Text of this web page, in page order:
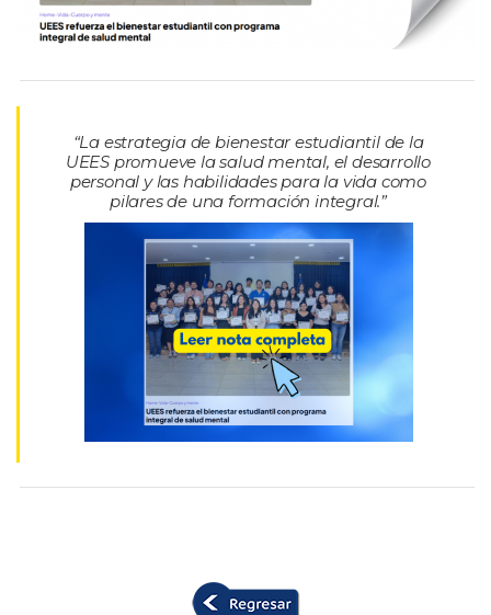
“La estrategia de bienestar estudiantil de la
UEES promueve la salud mental, el desarrollo
personal y las habilidades para la vida como
pilares de una formación integral.”